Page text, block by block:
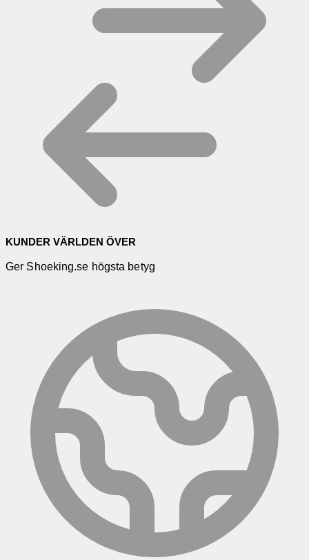
KUNDER VÄRLDEN ÖVER
Ger Shoeking.se högsta betyg